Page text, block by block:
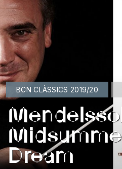
BCN CLÀSSICS 2019/20
Dream